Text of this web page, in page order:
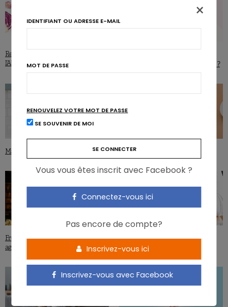
Recommandations alimentaires :
l’Allemagne se végétalise
NUTRIGRAPHICS
Que manger pour la santé mentale ?
Manger pour la santé mentale Que retenir à propos du Zinc?
Fruit et légumes : leur microbiome
agit sur nos intestins
Alcool et anxiété : le microbiote
intestinal impliqué ?
×
IDENTIFIANT OU ADRESSE E-MAIL
MOT DE PASSE
RENOUVELEZ VOTRE MOT DE PASSE
SE SOUVENIR DE MOI
Vous vous êtes inscrit avec Facebook ?
Connectez-vous ici
Pas encore de compte?
Inscrivez-vous ici
Inscrivez-vous avec Facebook